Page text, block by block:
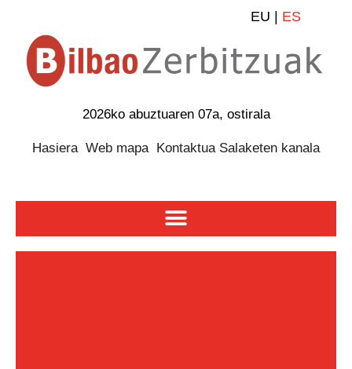
EU | ES
2026ko abuztuaren 07a, ostirala
Hasiera Web mapa Kontaktua Salaketen kanala